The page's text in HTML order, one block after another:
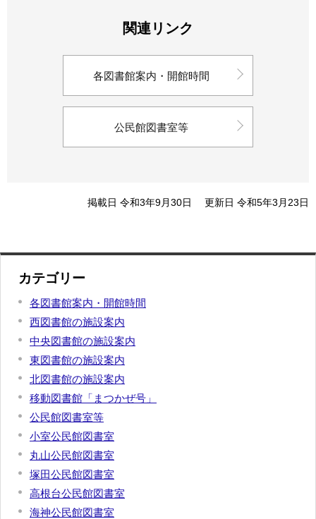
関連リンク
各図書館案内・開館時間
公民館図書室等
掲載日 令和3年9月30日 更新日 令和5年3月23日
カテゴリー
各図書館案内・開館時間
西図書館の施設案内
中央図書館の施設案内
東図書館の施設案内
北図書館の施設案内
移動図書館「まつかぜ号」
公民館図書室等
小室公民館図書室
丸山公民館図書室
塚田公民館図書室
高根台公民館図書室
海神公民館図書室